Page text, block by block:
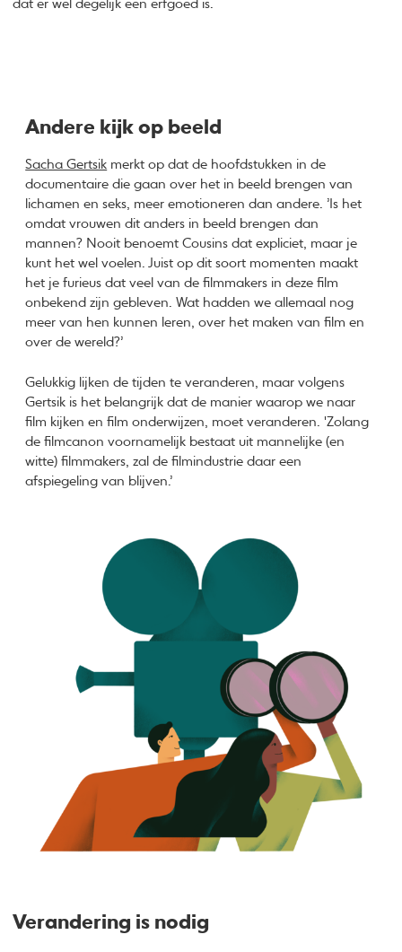
dat er wel degelijk een erfgoed is.
Andere kijk op beeld
Sacha Gertsik merkt op dat de hoofdstukken in de
documentaire die gaan over het in beeld brengen van
lichamen en seks, meer emotioneren dan andere. ’Is het
omdat vrouwen dit anders in beeld brengen dan
mannen? Nooit benoemt Cousins dat expliciet, maar je
kunt het wel voelen. Juist op dit soort momenten maakt
het je furieus dat veel van de filmmakers in deze film
onbekend zijn gebleven. Wat hadden we allemaal nog
meer van hen kunnen leren, over het maken van film en
over de wereld?’
Gelukkig lijken de tijden te veranderen, maar volgens
Gertsik is het belangrijk dat de manier waarop we naar
film kijken en film onderwijzen, moet veranderen. 'Zolang
de filmcanon voornamelijk bestaat uit mannelijke (en
witte) filmmakers, zal de filmindustrie daar een
afspiegeling van blijven.’
Verandering is nodig